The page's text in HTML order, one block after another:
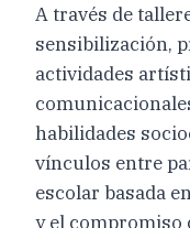
A través de
sensibilización,
actividades
habilidades
vínculos entre
escolar basada
y el compromiso